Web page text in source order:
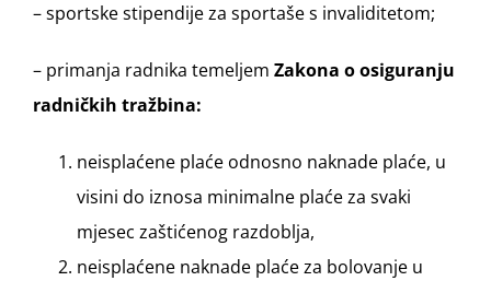
– sportske stipendije za sportaše s invaliditetom;
– primanja radnika temeljem Zakona o osiguranju
radničkih tražbina:
neisplaćene plaće odnosno naknade plaće, u
visini do iznosa minimalne plaće za svaki
mjesec zaštićenog razdoblja,
neisplaćene naknade plaće za bolovanje u